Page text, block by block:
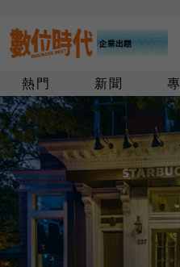
熱門 新聞